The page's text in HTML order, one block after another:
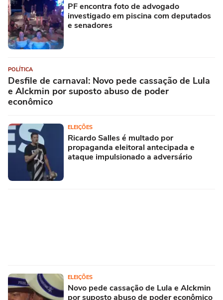
PF encontra foto de advogado
investigado em piscina com deputados
e senadores
POLÍTICA
Desfile de carnaval: Novo pede cassação de Lula
e Alckmin por suposto abuso de poder
econômico
ELEIÇÕES
Ricardo Salles é multado por
propaganda eleitoral antecipada e
ataque impulsionado a adversário
ELEIÇÕES
Novo pede cassação de Lula e Alckmin
por suposto abuso de poder econômico